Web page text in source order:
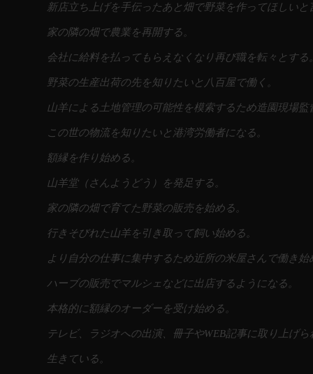
新店立ち上げを手伝ったあと畑で野菜を作ってほしいと
家の隣の畑で農業を再開する。
会社に給料を払ってもらえなくなり再び職を転々とする
野菜の生産出荷の先を知りたいと八百屋で働く。
山羊による土地管理の可能性を模索するため造園現場監
この世の物流を知りたいと港湾労働者になる。
額縁を作り始める。
山羊堂（さんようどう）を発足する。
家の隣の畑で育てた野菜の販売を始める。
行きそびれた山羊を引き取って飼い始める。
より自分の仕事に集中するため近所の米屋さんで働き始
ハーブの販売でマルシェなどに出店するようになる。
本格的に額縁のオーダーを受け始める。
テレビ、ラジオへの出演、冊子やWEB記事に取り上げら
生きている。